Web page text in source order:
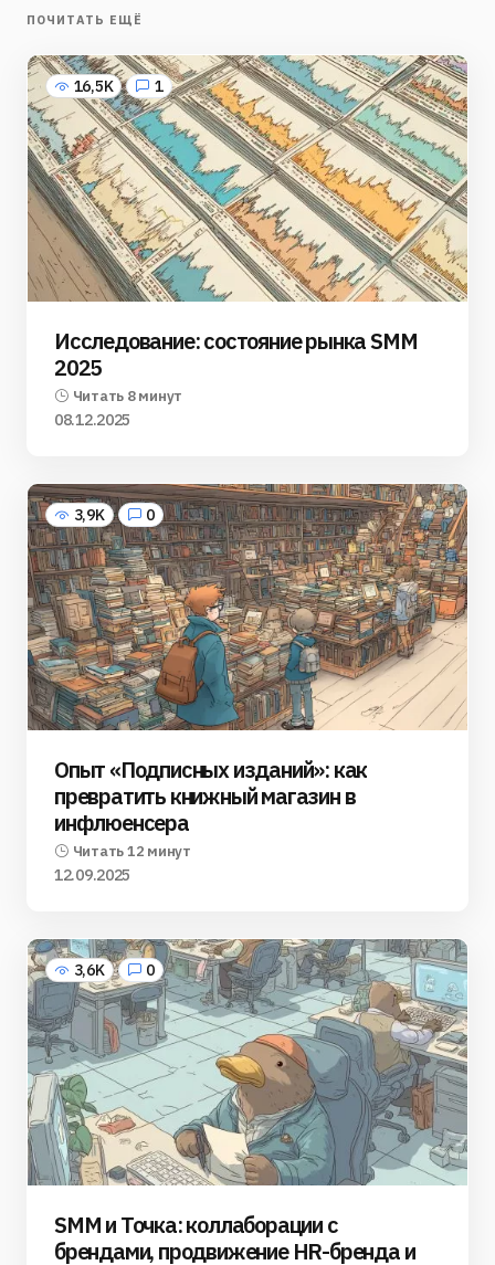
ПОЧИТАТЬ ЕЩЁ
16,5K 1
Исследование: состояние рынка SMM
2025
Читать 8 минут
08.12.2025
3,9K 0
Опыт «Подписных изданий»: как
превратить книжный магазин в
инфлюенсера
Читать 12 минут
12.09.2025
3,6K 0
SMM и Точка: коллаборации с
брендами, продвижение HR-бренда и